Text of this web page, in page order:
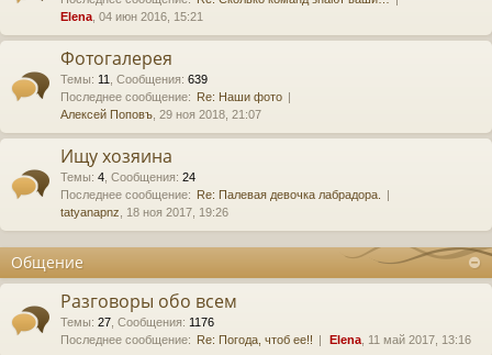
Elena , 04 июн 2016, 15:21
Фотогалерея
Темы: 11 Сообщения: 639
Последнее сообщение: Re: Наши фото
Алексей Поповъ , 29 ноя 2018, 21:07
Ищу хозяина
Темы: 4 Сообщения: 24
Последнее сообщение: Re: Палевая девочка лабрадора.
tatyanapnz , 18 ноя 2017, 19:26
Общение
Разговоры обо всем
Темы: 27 Сообщения: 1176
Последнее сообщение: Re: Погода, чтоб ее!! Elena , 11 май 2017, 13:16